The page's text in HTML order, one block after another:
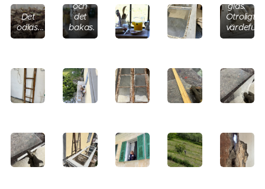
Det
odlas...
och
det
bakas.
glas.
Otroligt
värdefullt.